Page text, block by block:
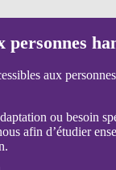
personnes
aux
ou besoin
afin d’étudier